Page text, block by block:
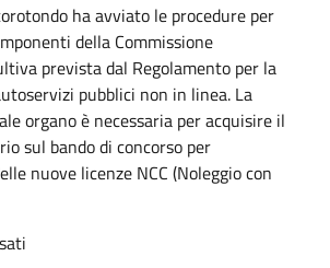
ha avviato le procedure per
della Commissione
prevista dal Regolamento per la
pubblici non in linea. La
organo è necessaria per acquisire il
sul bando di concorso per
nuove licenze NCC (Noleggio con